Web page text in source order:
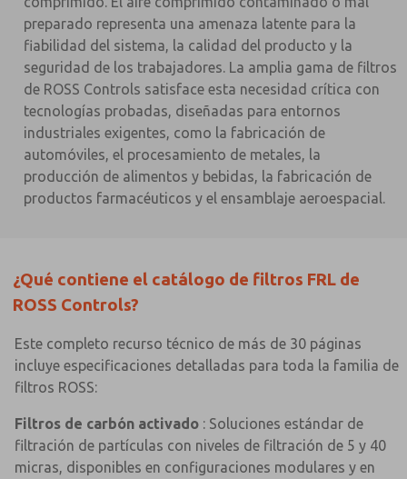
preparado representa una amenaza latente para la
fiabilidad del sistema, la calidad del producto y la
seguridad de los trabajadores. La amplia gama de filtros
de ROSS Controls satisface esta necesidad crítica con
tecnologías probadas, diseñadas para entornos
industriales exigentes, como la fabricación de
automóviles, el procesamiento de metales, la
producción de alimentos y bebidas, la fabricación de
productos farmacéuticos y el ensamblaje aeroespacial.
¿Qué contiene el catálogo de filtros FRL de
ROSS Controls?
Este completo recurso técnico de más de 30 páginas
incluye especificaciones detalladas para toda la familia de
filtros ROSS:
Filtros de carbón activado : Soluciones estándar de
filtración de partículas con niveles de filtración de 5 y 40
micras, disponibles en configuraciones modulares y en